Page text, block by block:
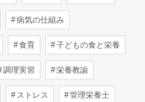
病気の仕組み
食育 子どもの食と栄養
調理実習 栄養教諭
ストレス 管理栄養士